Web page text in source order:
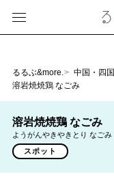
るるぶ&more. 中国・四国
溶岩焼焼鶏 なごみ
溶岩焼焼鶏 なごみ
ようがんやきやきとり なごみ
スポット